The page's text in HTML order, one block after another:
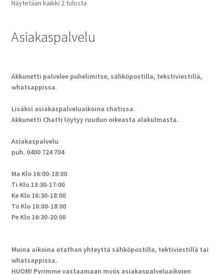
Näytetään kaikki 2 tulosta
Asiakaspalvelu
Akkunetti palvelee puhelimitse, sähköpostilla, tekstiviestillä,
whatsappissa.
Lisäksi asiakaspalveluaikoina chatissa.
Akkunetti Chatti löytyy ruudun oikeasta alakulmasta.
Asiakaspalvelu:
puh. 0400 724 704
Ma Klo 16:00-18:00
Ti Klo 13:30-17:00
Ke Klo 16:30-18:00
To Klo 16:00-18:00
Pe Klo 16:30-20:00
Muina aikoina otathan yhteyttä sähköpostilla, tektiviestillä tai
whatsappissa.
HUOM! Pyrimme vastaamaan myös asiakaspalveluaikojen